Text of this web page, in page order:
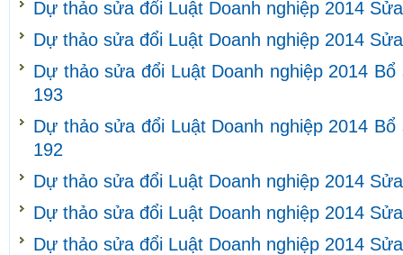
Dự thảo sửa đổi Luật Doanh nghiệp 2014
Dự thảo sửa đổi Luật Doanh nghiệp 2014
Dự thảo sửa đổi Luật Doanh nghiệp 2014
193
Dự thảo sửa đổi Luật Doanh nghiệp 2014
192
Dự thảo sửa đổi Luật Doanh nghiệp 2014
Dự thảo sửa đổi Luật Doanh nghiệp 2014
Dự thảo sửa đổi Luật Doanh nghiệp 2014